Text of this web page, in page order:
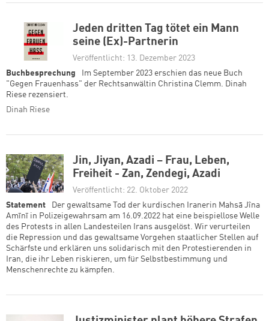
Jeden dritten Tag tötet ein Mann
seine (Ex)-Partnerin
Veröffentlicht: 13. Dezember 2023
Buchbesprechung
Im September 2023 erschien das neue Buch
"Gegen Frauenhass" der Rechtsanwältin Christina Clemm. Dinah
Riese rezensiert.
Dinah Riese
Jin, Jiyan, Azadi – Frau, Leben,
Freiheit - Zan, Zendegi, Azadi
Veröffentlicht: 22. Oktober 2022
Statement
Der gewaltsame Tod der kurdischen Iranerin Mahsā Jîna
Amīnī in Polizeigewahrsam am 16.09.2022 hat eine beispiellose Welle
des Protests in allen Landesteilen Irans ausgelöst. Wir verurteilen
die Repression und das gewaltsame Vorgehen staatlicher Stellen auf
Schärfste und erklären uns solidarisch mit den Protestierenden in
Iran, die ihr Leben riskieren, um für Selbstbestimmung und
Menschenrechte zu kämpfen.